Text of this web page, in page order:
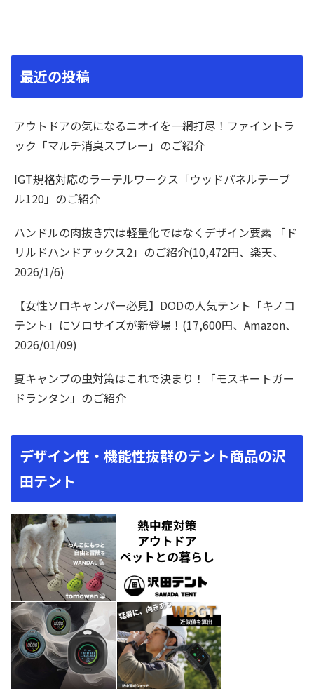
最近の投稿
アウトドアの気になるニオイを一網打尽！ファイントラ
ック「マルチ消臭スプレー」のご紹介
IGT規格対応のラーテルワークス「ウッドパネルテーブ
ル120」のご紹介
ハンドルの肉抜き穴は軽量化ではなくデザイン要素 「ド
リルドハンドアックス2」のご紹介(10,472円、楽天、
2026/1/6)
【女性ソロキャンパー必見】DODの人気テント「キノコ
テント」にソロサイズが新登場！(17,600円、Amazon、
2026/01/09)
夏キャンプの虫対策はこれで決まり！「モスキートガー
ドランタン」のご紹介
デザイン性・機能性抜群のテント商品の沢
田テント